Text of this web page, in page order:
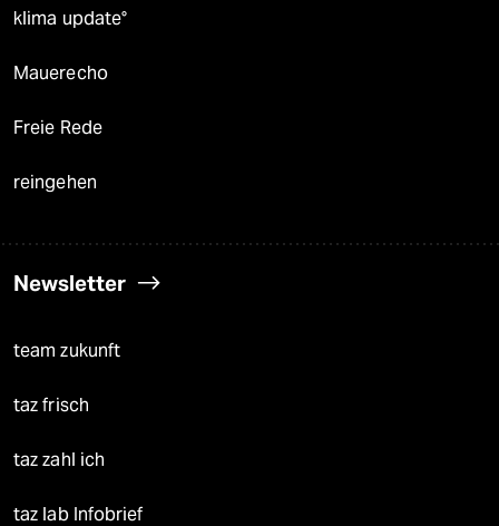
klima update°
Mauerecho
Freie Rede
reingehen
Newsletter
team zukunft
taz frisch
taz zahl ich
taz lab Infobrief